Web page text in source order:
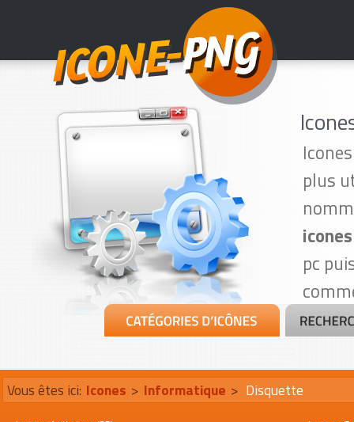
plus
pc
(page
Vous êtes ici: Icones > Informatique > Disquette